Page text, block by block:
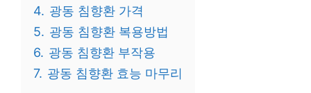
4. 광동 침향환 가격
5. 광동 침향환 복용방법
6. 광동 침향환 부작용
7. 광동 침향환 효능 마무리